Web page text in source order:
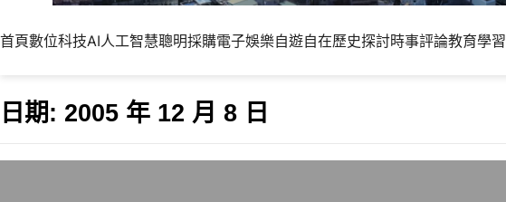
首頁數位科技AI人工智慧聰明採購電子娛樂自遊自在歷史探討時事評論教育學習
日期: 2005 年 12 月 8 日